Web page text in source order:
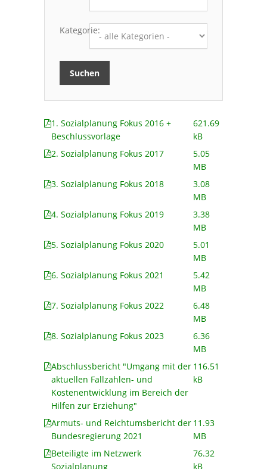
Kategorie:
1. Sozialplanung Fokus 2016 +
Beschlussvorlage
621.69
kB
2. Sozialplanung Fokus 2017
5.05
MB
3. Sozialplanung Fokus 2018
3.08
MB
4. Sozialplanung Fokus 2019
3.38
MB
5. Sozialplanung Fokus 2020
5.01
MB
6. Sozialplanung Fokus 2021
5.42
MB
7. Sozialplanung Fokus 2022
6.48
MB
8. Sozialplanung Fokus 2023
6.36
MB
Abschlussbericht "Umgang mit der
aktuellen Fallzahlen- und
Kostenentwicklung im Bereich der
Hilfen zur Erziehung"
116.51
kB
Armuts- und Reichtumsbericht der
Bundesregierung 2021
11.93
MB
Beteiligte im Netzwerk
Sozialplanung
76.32
kB